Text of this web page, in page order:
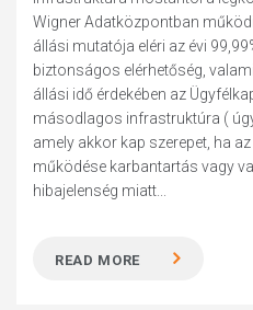
Wigner Adatközpontban
állási mutatója eléri az évi
biztonságos elérhetőség,
állási idő érdekében az
másodlagos infrastruktúra (
amely akkor kap szerepet, ha
működése karbantartás vagy
hibajelenség miatt...
READ MORE